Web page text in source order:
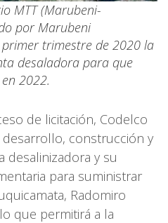
MTT (Marubeni-
por Marubeni
trimestre de 2020 la
desaladora para que
2022.
de licitación, Codelco
construcción y
desalinizadora y su
para suministrar
Radomiro
que permitirá a la